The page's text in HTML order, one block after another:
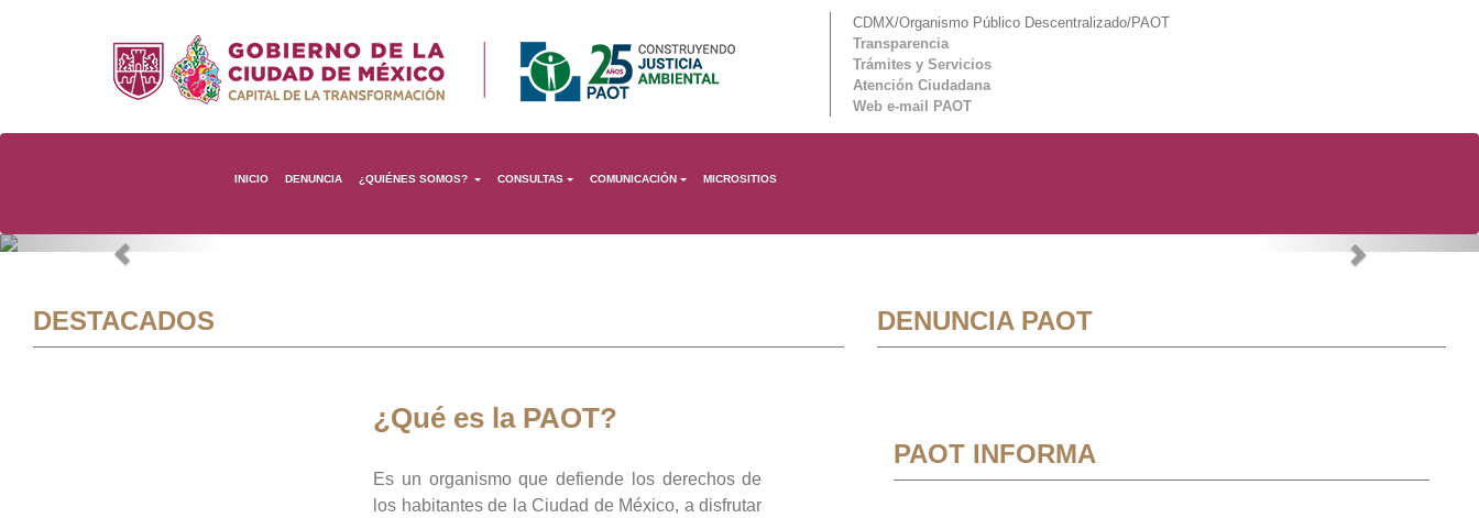
CDMX/Organismo Público Descentralizado/PAOT
Transparencia
Trámites y Servicios
Atención Ciudadana
Web e-mail PAOT
INICIO DENUNCIA ¿QUIÉNES SOMOS? CONSULTAS COMUNICACIÓN MICROSITIOS
Previous Next
DESTACADOS
¿Qué es la PAOT?
Es un organismo que defiende los derechos de
los habitantes de la Ciudad de México, a disfrutar
DENUNCIA PAOT
PAOT INFORMA